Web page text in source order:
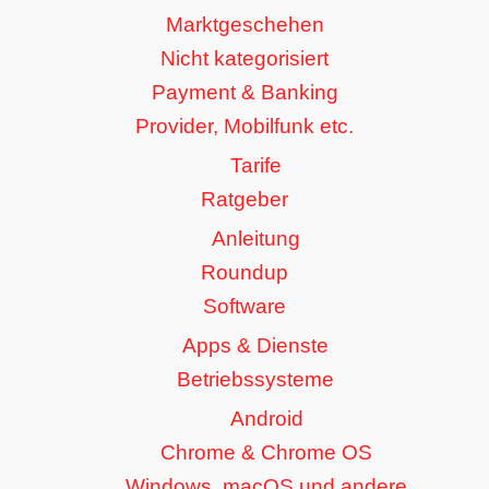
Marktgeschehen
Nicht kategorisiert
Payment & Banking
Provider, Mobilfunk etc.
Tarife
Ratgeber
Anleitung
Roundup
Software
Apps & Dienste
Betriebssysteme
Android
Chrome & Chrome OS